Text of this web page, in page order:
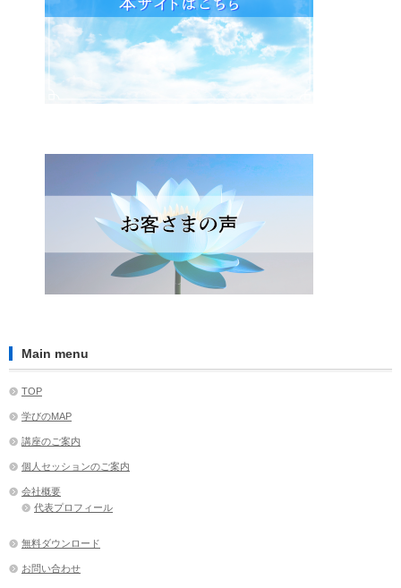
Main menu
TOP
学びのMAP
講座のご案内
個人セッションのご案内
会社概要
代表プロフィール
無料ダウンロード
お問い合わせ